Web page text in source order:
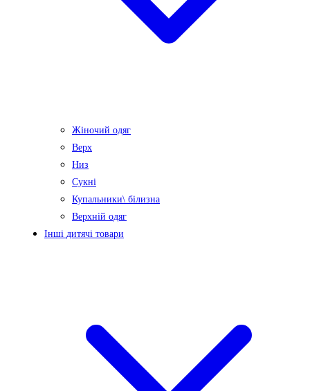
Жіночий одяг
Верх
Низ
Сукні
Купальники\ білизна
Верхній одяг
Інші дитячі товари